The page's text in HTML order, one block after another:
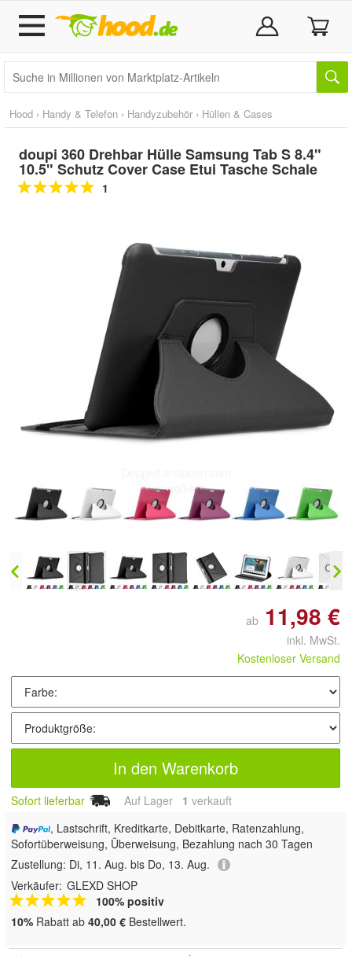
Hood › Handy & Telefon › Handyzubehör › Hüllen & Cases
doupi 360 Drehbar Hülle Samsung Tab S 8.4"
10.5" Schutz Cover Case Etui Tasche Schale
1
vergrößern
ab 11,98 €
inkl. MwSt.
Kostenloser Versand
In den Warenkorb
Sofort lieferbar Auf Lager 1 verkauft
, Lastschrift, Kreditkarte, Debitkarte, Ratenzahlung,
Sofortüberweisung, Überweisung, Bezahlung nach 30 Tagen
Zustellung: Di, 11. Aug. bis Do, 13. Aug.
Verkäufer: GLEXD SHOP
100% positiv
10% Rabatt ab 40,00 € Bestellwert.